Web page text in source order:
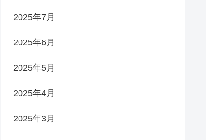
2025年7月
2025年6月
2025年5月
2025年4月
2025年3月